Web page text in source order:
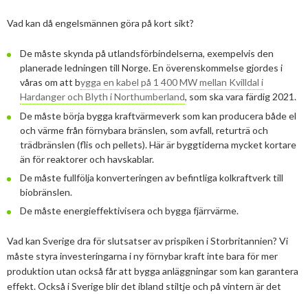
Vad kan då engelsmännen göra på kort sikt?
De måste skynda på utlandsförbindelserna, exempelvis den
planerade ledningen till Norge. En överenskommelse gjordes i
våras om att bygga en kabel på 1 400 MW mellan Kvilldal i
Hardanger och Blyth i Northumberland, som ska vara färdig 2021.
De måste börja bygga kraftvärmeverk som kan producera både el
och värme från förnybara bränslen, som avfall, returträ och
trädbränslen (flis och pellets). Här är byggtiderna mycket kortare
än för reaktorer och havskablar.
De måste fullfölja konverteringen av befintliga kolkraftverk till
biobränslen.
De måste energieffektivisera och bygga fjärrvärme.
Vad kan Sverige dra för slutsatser av prispiken i Storbritannien? Vi
måste styra investeringarna i ny förnybar kraft inte bara för mer
produktion utan också får att bygga anläggningar som kan garantera
effekt. Också i Sverige blir det ibland stiltje och på vintern är det